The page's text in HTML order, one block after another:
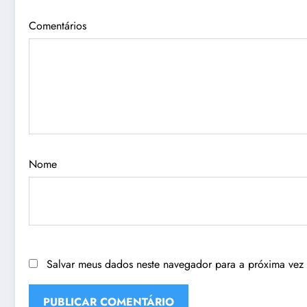
Comentários
Nome
Salvar meus dados neste navegador para a próxima